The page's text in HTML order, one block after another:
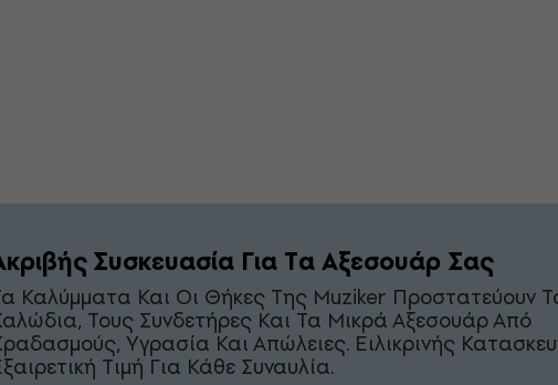
Συσκευασία Για Τα Αξεσουάρ Σας
Καλύμματα Και Οι Θήκες Της Muziker Προστατεύουν
Τους Συνδετήρες Και Τα Μικρά Αξεσουάρ Από
Υγρασία Και Απώλειες. Ειλικρινής
Τιμή Για Κάθε Συναυλία.